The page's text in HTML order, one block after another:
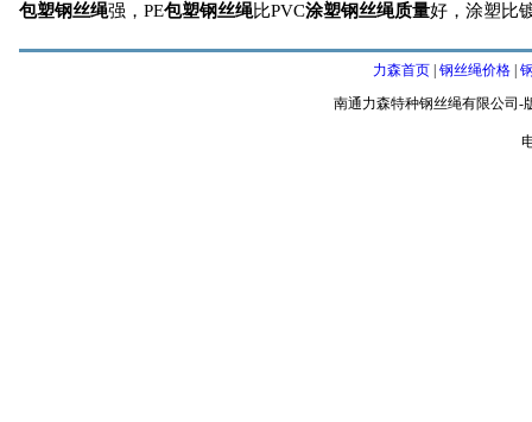
包塑钢丝绳强，PE包塑钢丝绳比PVC涂塑钢丝绳质量好，涂塑比
力森首页 钢丝绳价格
南通力森特种钢丝绳有限公司-